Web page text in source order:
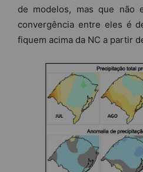
de modelos, mas que não
convergência entre eles é
fiquem acima da NC a partir